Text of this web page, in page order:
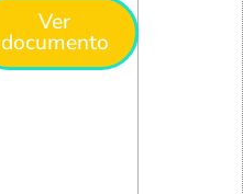
Ver
documento